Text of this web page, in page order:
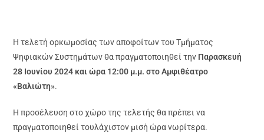
Η τελετή ορκωμοσίας των αποφοίτων του Τμήματος
Ψηφιακών Συστημάτων θα πραγματοποιηθεί την Παρασκευή
28 Ιουνίου 2024 και ώρα 12:00 μ.μ. στο Αμφιθέατρο
«Βαλιώτη».
Η προσέλευση στο χώρο της τελετής θα πρέπει να
πραγματοποιηθεί τουλάχιστον μισή ώρα νωρίτερα.